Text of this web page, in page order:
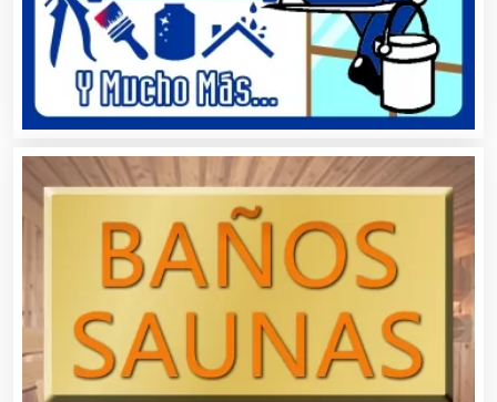
Aluminio
Análisis Clínicos
Análisis de Aguas
Animadores de Eventos